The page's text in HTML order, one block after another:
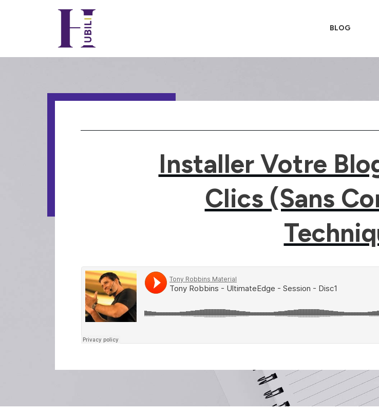
BLOG
Installer Votre
Clics (sans